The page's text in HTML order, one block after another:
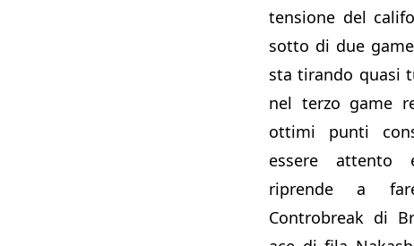
tensione del
sotto di due
sta tirando quasi
nel terzo game
ottimi punti
essere
riprende a
Controbreak di